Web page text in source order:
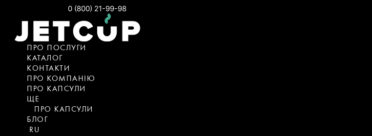
0 (800) 21-99-98
ПРО ПОСЛУГИ
КАТАЛОГ
KОНТАКТИ
ПРО КОМПАНІЮ
ПРО КАПСУЛИ
ЩЕ
ПРО КАПСУЛИ
БЛОГ
RU